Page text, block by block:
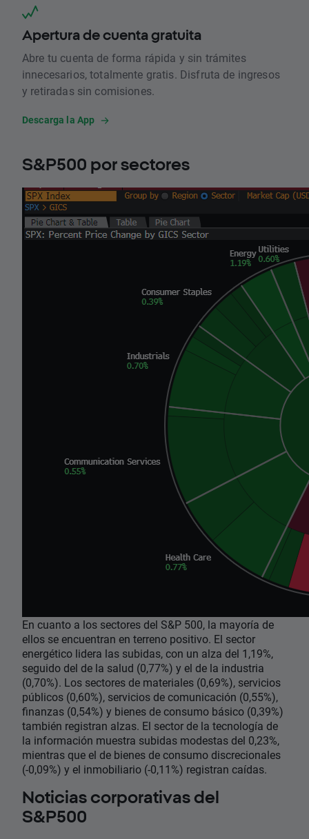
Apertura de cuenta gratuita
Abre tu cuenta de forma rápida y sin trámites
innecesarios, totalmente gratis. Disfruta de ingresos
y retiradas sin comisiones.
Descarga la App
S&P500 por sectores
En cuanto a los sectores del S&P 500, la mayoría de
ellos se encuentran en terreno positivo. El sector
energético lidera las subidas, con un alza del 1,19%,
seguido del de la salud (0,77%) y el de la industria
(0,70%). Los sectores de materiales (0,69%), servicios
públicos (0,60%), servicios de comunicación (0,55%),
finanzas (0,54%) y bienes de consumo básico (0,39%)
también registran alzas. El sector de la tecnología de
la información muestra subidas modestas del 0,23%,
mientras que el de bienes de consumo discrecionales
(-0,09%) y el inmobiliario (-0,11%) registran caídas.
Noticias corporativas del
S&P500